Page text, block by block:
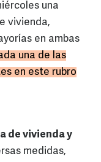
una
vivienda,
en ambas
una de las
en este rubro
de vivienda y
medidas,